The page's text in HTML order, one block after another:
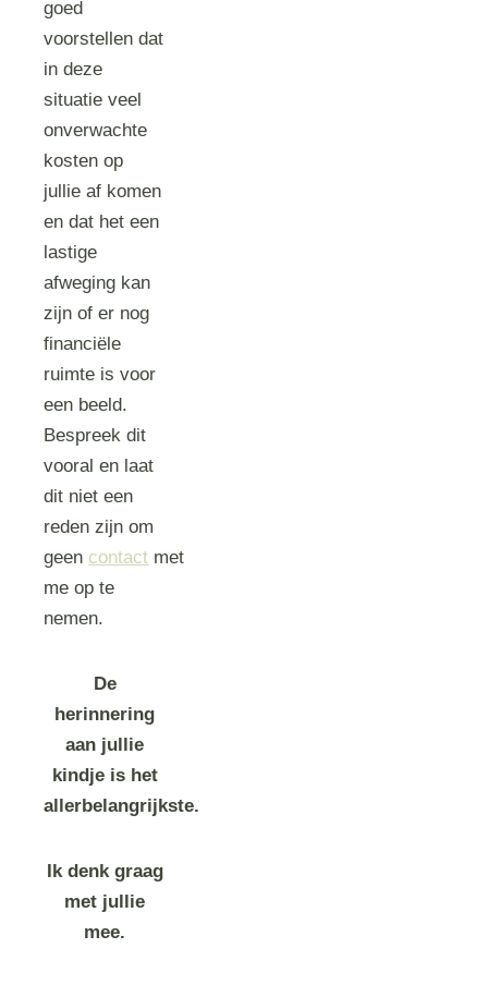
goed
voorstellen dat
in deze
situatie veel
onverwachte
kosten op
jullie af komen
en dat het een
lastige
afweging kan
zijn of er nog
financiële
ruimte is voor
een beeld.
Bespreek dit
vooral en laat
dit niet een
reden zijn om
geen contact met
me op te
nemen.
De
herinnering
aan jullie
kindje is het
allerbelangrijkste.
Ik denk graag
met jullie
mee.